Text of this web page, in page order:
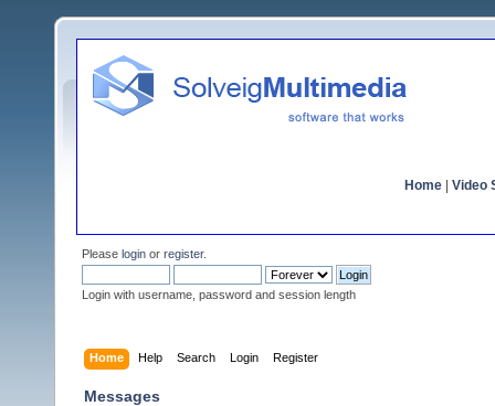
Home Video
Please login or register.
Login with username, password and session length
Home Help Search Login Register
Messages